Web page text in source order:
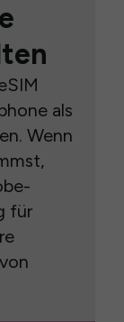
als
Wenn
für